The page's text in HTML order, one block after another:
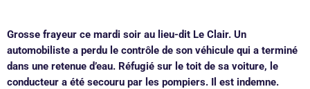
Grosse frayeur ce mardi soir au lieu-dit Le Clair. Un
automobiliste a perdu le contrôle de son véhicule qui a terminé
dans une retenue d’eau. Réfugié sur le toit de sa voiture, le
conducteur a été secouru par les pompiers. Il est indemne.